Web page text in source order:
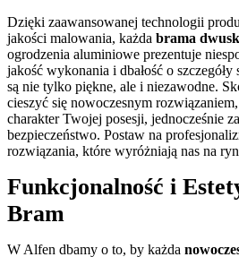
Dzięki zaawansowanej technologii
jakości malowania, każda brama
ogrodzenia aluminiowe prezentuje
jakość wykonania i dbałość o
są nie tylko piękne, ale i niezawodne.
cieszyć się nowoczesnym
charakter Twojej posesji, jednocześnie
bezpieczeństwo. Postaw na
rozwiązania, które wyróżniają nas na
Funkcjonalność i
Bram
W Alfen dbamy o to, by każda